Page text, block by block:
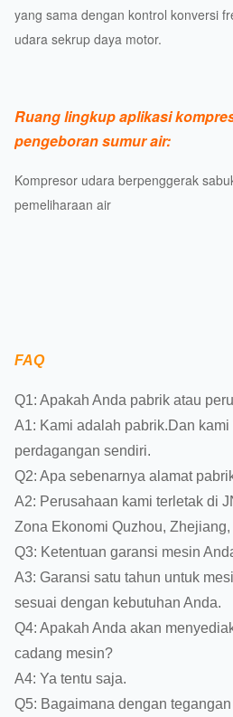
yang sama dengan kontrol konversi
udara sekrup daya motor.
Ruang lingkup aplikasi
pengeboran sumur air:
Kompresor udara berpenggerak
pemeliharaan air
FAQ
Q1: Apakah Anda pabrik atau
A1: Kami adalah pabrik.Dan
perdagangan sendiri.
Q2: Apa sebenarnya alamat
A2: Perusahaan kami terletak di
Zona Ekonomi Quzhou, Zhejiang,
Q3: Ketentuan garansi mesin
A3: Garansi satu tahun untuk
sesuai dengan kebutuhan Anda.
Q4: Apakah Anda akan
cadang mesin?
A4: Ya tentu saja.
Q5: Bagaimana dengan